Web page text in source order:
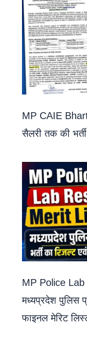
MP CAIE
सैलरी तक की
MP Police
मध्यप्रदेश पुलिस
फाइनल मेरिट